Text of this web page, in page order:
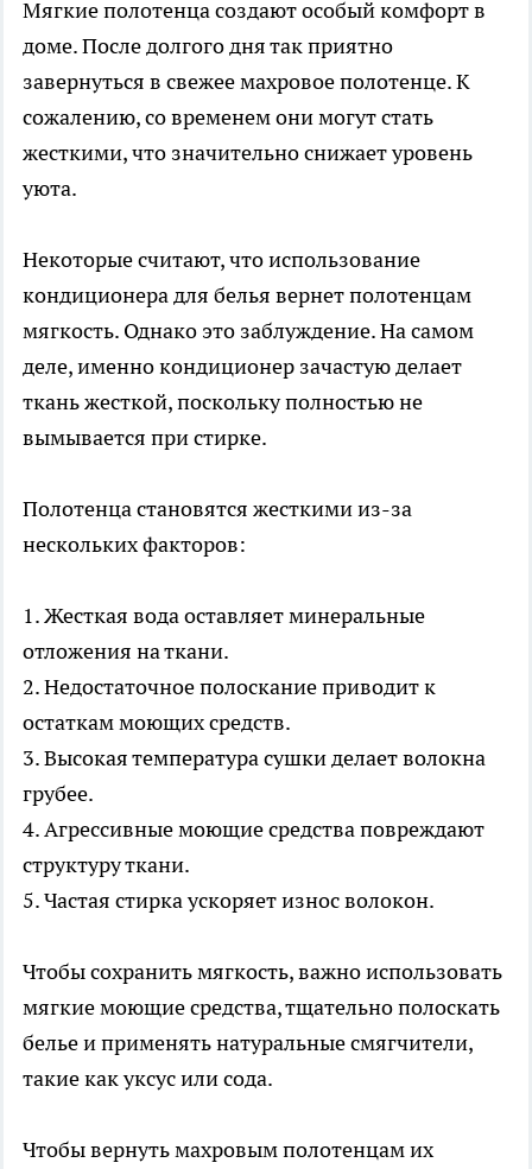
Мягкие полотенца создают особый комфорт в
доме. После долгого дня так приятно
завернуться в свежее махровое полотенце. К
сожалению, со временем они могут стать
жесткими, что значительно снижает уровень
уюта.
Некоторые считают, что использование
кондиционера для белья вернет полотенцам
мягкость. Однако это заблуждение. На самом
деле, именно кондиционер зачастую делает
ткань жесткой, поскольку полностью не
вымывается при стирке.
Полотенца становятся жесткими из-за
нескольких факторов:
1. Жесткая вода оставляет минеральные
отложения на ткани.
2. Недостаточное полоскание приводит к
остаткам моющих средств.
3. Высокая температура сушки делает волокна
грубее.
4. Агрессивные моющие средства повреждают
структуру ткани.
5. Частая стирка ускоряет износ волокон.
Чтобы сохранить мягкость, важно использовать
мягкие моющие средства, тщательно полоскать
белье и применять натуральные смягчители,
такие как уксус или сода.
Чтобы вернуть махровым полотенцам их